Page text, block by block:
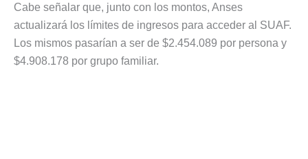
Cabe señalar que, junto con los montos, Anses
actualizará los límites de ingresos para acceder al SUAF.
Los mismos pasarían a ser de $2.454.089 por persona y
$4.908.178 por grupo familiar.